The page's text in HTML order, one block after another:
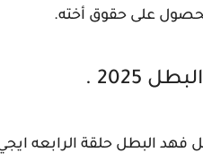
على حقوق أخته.
البطل حلقة الرابعه